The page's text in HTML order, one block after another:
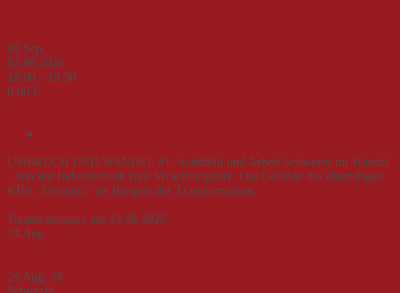
02 Sep.
02.09.2026
18:00 - 19:30
0,00 €
UMBRUCH UND WANDEL #1: Stadtbild und Arbeit Schwerin im Wandel
- von der Industriestadt zum Verwaltungssitz: Das Gelände des ehemaligen
KIW „Vorwärts“ als Beispiel der Transformation
Veranstaltungen am 24.08.2026
24 Aug.
24 Aug. 26